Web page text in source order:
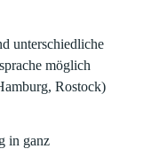
unterschiedliche
möglich
Rostock)
in ganz